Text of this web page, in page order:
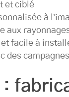
et ciblé
à
aux
facile à
des
: